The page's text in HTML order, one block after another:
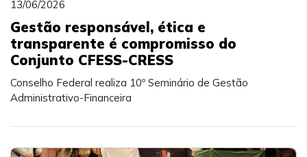
13/06/2026
Gestão responsável, ética e
transparente é compromisso do
Conjunto CFESS-CRESS
Conselho Federal realiza 10º Seminário de Gestão
Administrativo-Financeira